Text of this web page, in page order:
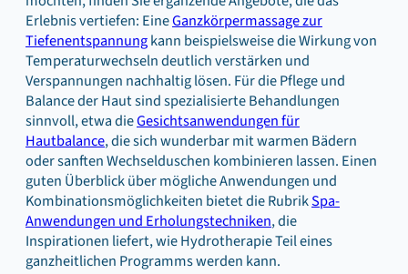
Erlebnis vertiefen: EineGanzkörpermassage zur
Tiefenentspannungkann beispielsweise die Wirkung von
Temperaturwechseln deutlich verstärken und
Verspannungen nachhaltig lösen. Für die Pflege und
Balance der Haut sind spezialisierte Behandlungen
sinnvoll, etwa dieGesichtsanwendungen für
Hautbalance, die sich wunderbar mit warmen Bädern
oder sanften Wechselduschen kombinieren lassen. Einen
guten Überblick über mögliche Anwendungen und
Kombinationsmöglichkeiten bietet die RubrikSpa-
Anwendungen und Erholungstechniken, die
Inspirationen liefert, wie Hydrotherapie Teil eines
ganzheitlichen Programms werden kann.